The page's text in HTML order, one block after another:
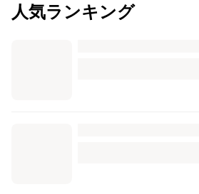
人気ランキング